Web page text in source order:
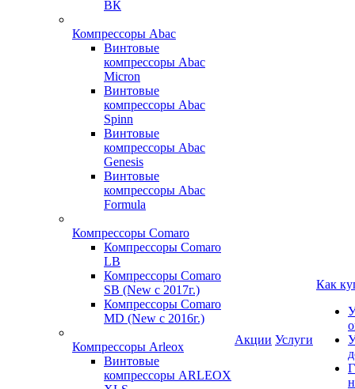
ВК
Компрессоры Abac
Винтовые
компрессоры Abac
Micron
Винтовые
компрессоры Abac
Spinn
Винтовые
компрессоры Abac
Genesis
Винтовые
компрессоры Abac
Formula
Компрессоры Comaro
Компрессоры Comaro
LB
Компрессоры Comaro
SB (New с 2017г.)
Компрессоры Comaro
MD (New с 2016г.)
Компрессоры Arleox
Винтовые
компрессоры ARLEOX
Акции Услуги
Как